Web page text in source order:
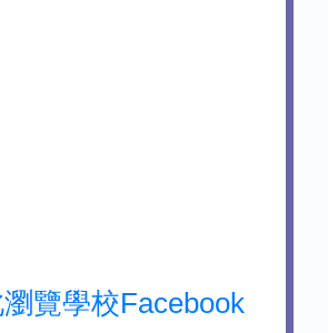
覽學校Facebook